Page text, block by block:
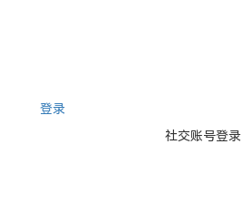
登录
社交账号登录